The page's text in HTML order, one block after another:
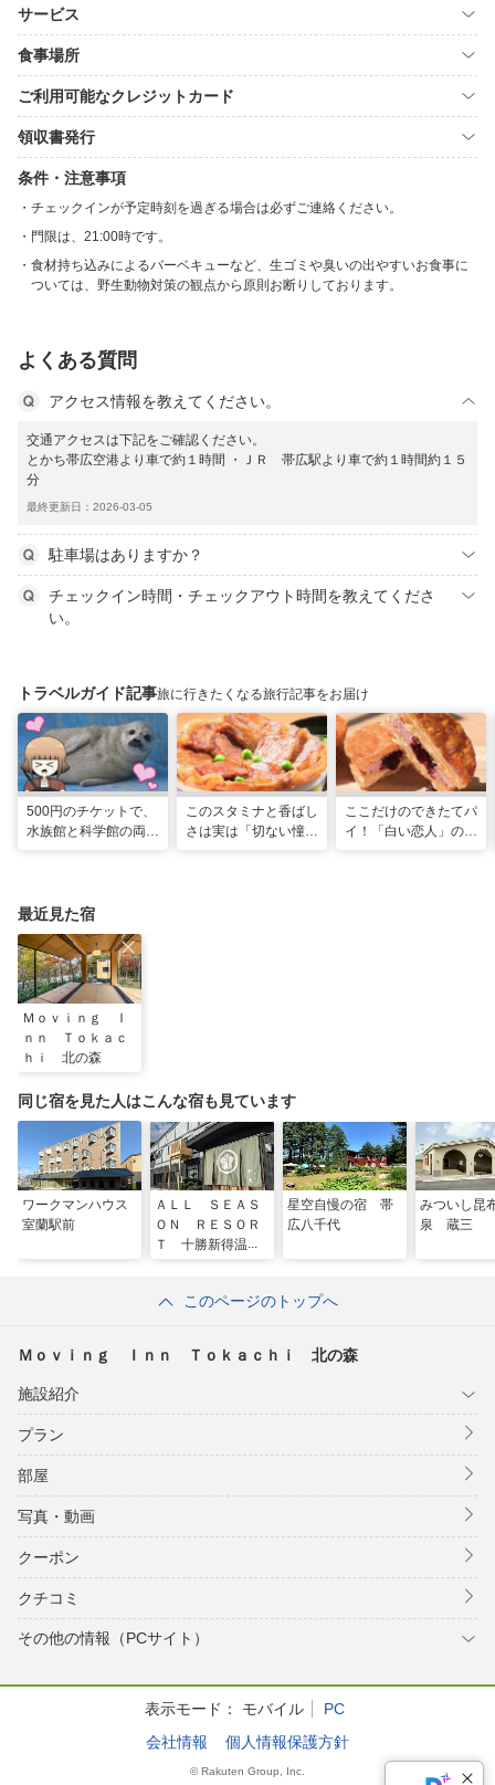
サービス
食事場所
ご利用可能なクレジットカード
領収書発行
条件・注意事項
チェックインが予定時刻を過ぎる場合は必ずご連絡ください。
門限は、21:00時です。
食材持ち込みによるバーベキューなど、生ゴミや臭いの出やすいお食事に
ついては、野生動物対策の観点から原則お断りしております。
よくある質問
アクセス情報を教えてください。
交通アクセスは下記をご確認ください。
とかち帯広空港より車で約１時間 ・ＪＲ 帯広駅より車で約１時間約１５
分
最終更新日：2026-03-05
駐車場はありますか？
チェックイン時間・チェックアウト時間を教えてくださ
い。
トラベルガイド記事旅に行きたくなる旅行記事をお届け
500円のチケットで、
水族館と科学館の両方
このスタミナと香ばし
さは実は「切ない憧
ここだけのできたてパ
イ！「白い恋人」の石
最近見た宿
Ｍｏｖｉｎｇ Ｉ
ｎｎ Ｔｏｋａｃ
ｈｉ 北の森
同じ宿を見た人はこんな宿も見ています
ワークマンハウス
室蘭駅前
ＡＬＬ ＳＥＡＳ
ＯＮ ＲＥＳＯＲ
Ｔ 十勝新得温
星空自慢の宿 帯
広八千代
みついし昆
泉 蔵三
このページのトップへ
Ｍｏｖｉｎｇ Ｉｎｎ Ｔｏｋａｃｈｉ 北の森
施設紹介
プラン
部屋
写真・動画
クーポン
クチコミ
その他の情報（PCサイト）
表示モード： モバイル
PC
会社情報
個人情報保護方針
© Rakuten Group, Inc.